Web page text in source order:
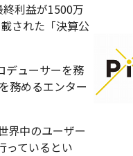
利益が1500万
された「決算公
デューサーを務
務めるエンター
界中のユーザー
っているとい